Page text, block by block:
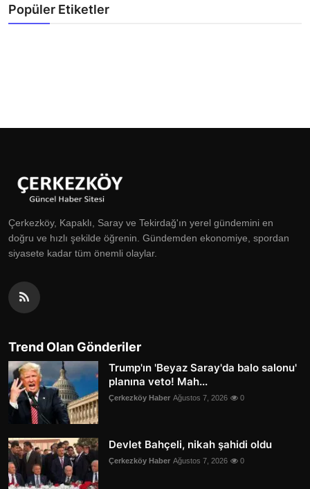
Popüler Etiketler
Çerkezköy, Kapaklı, Saray ve Tekirdağ'ın yerel gündemini en
doğru ve hızlı şekilde öğrenin. Gündemden ekonomiye, spordan
siyasete kadar tüm önemli olaylar.
Trend Olan Gönderiler
Trump'ın 'Beyaz Saray'da balo salonu'
planına veto! Mah...
Çerkezköy Haber Ağustos 7, 2026 0
Devlet Bahçeli, nikah şahidi oldu
Çerkezköy Haber Ağustos 7, 2026 0